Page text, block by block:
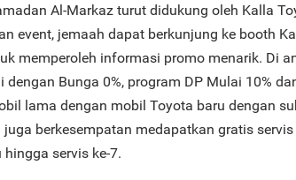
Al-Markaz turut didukung oleh Kalla
event, jemaah dapat berkunjung ke booth
memperoleh informasi promo menarik. Di
dengan Bunga 0%, program DP Mulai 10%
lama dengan mobil Toyota baru dengan
juga berkesempatan medapatkan gratis
servis ke-7.